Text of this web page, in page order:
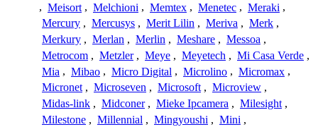
, Meisort , Melchioni , Memtex , Menetec , Meraki ,
Mercury , Mercusys , Merit Lilin , Meriva , Merk ,
Merkury , Merlan , Merlin , Meshare , Messoa ,
Metrocom , Metzler , Meye , Meyetech , Mi Casa Verde ,
Mia , Mibao , Micro Digital , Microlino , Micromax ,
Micronet , Microseven , Microsoft , Microview ,
Midas-link , Midconer , Mieke Ipcamera , Milesight ,
Milestone , Millennial , Mingyoushi , Mini ,